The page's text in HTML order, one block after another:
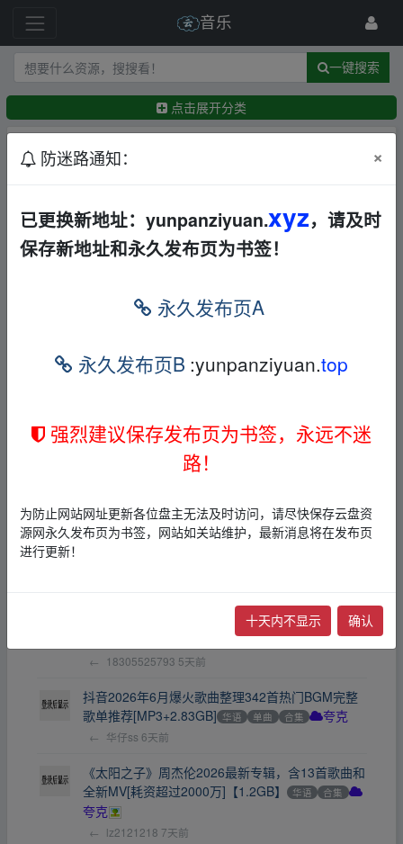
音乐
一键搜索
点击展开分类
最新 精华
歌、DJ、民谣、英文、说唱、MV全都有[411GB]
华语 欧美 日韩 其他 合集 打包
【全网热歌】2026全网最火热歌合集无损沉浸式听
歌[WAV+MP3+9.85GB] 华语 欧美
← eaglehero 5小时前
← 18305525793 3天前
叶倩文好听的歌曲合集打包190GB
← 蓝天_1728715058 3天前
【抖音】精选2026二月份抖音最新265首热门车载
精选410首抖音近几年一听就上头的超赞热门单曲
夸克
← 18305525793 5天前
抖音2026年6月爆火歌曲整理342首热门BGM完整
歌单推荐[MP3+2.83GB] 华语 单曲 合集 夸克
← 华仔ss 6天前
《太阳之子》周杰伦2026最新专辑，含13首歌曲和
全新MV[耗资超过2000万]【1.2GB】
华语 合集
夸克
← lz2121218 7天前
防迷路通知： ×
已更换新地址：yunpanziyuan.xyz，请及时
保存新地址和永久发布页为书签！
永久发布页A
永久发布页B :yunpanziyuan.top
强烈建议保存发布页为书签，永远不迷
路！
为防止网站网址更新各位盘主无法及时访问，请尽快保存云盘资
源网永久发布页为书签，网站如关站维护，最新消息将在发布页
进行更新！
十天内不显示 确认